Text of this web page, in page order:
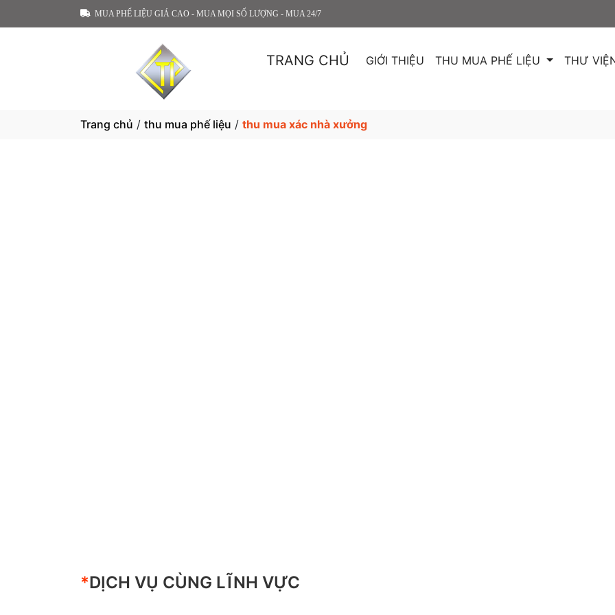
MUA PHẾ LIỆU GIÁ CAO - MUA MỌI SỐ LƯỢNG - MUA 24/7
TRANG CHỦ GIỚI THIỆU THU MUA PHẾ LIỆU THƯ
Trang chủ / thu mua phế liệu / thu mua xác nhà xưởng
*DỊCH VỤ CÙNG LĨNH VỰC